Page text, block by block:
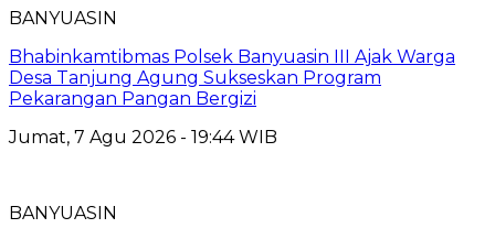
BANYUASIN
Bhabinkamtibmas Polsek Banyuasin III Ajak Warga
Desa Tanjung Agung Sukseskan Program
Pekarangan Pangan Bergizi
Jumat, 7 Agu 2026 - 19:44 WIB
BANYUASIN